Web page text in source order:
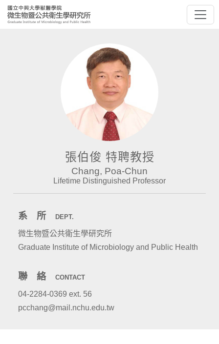
張伯俊 特聘教授
Chang, Poa-Chun
Lifetime Distinguished Professor
系 所 DEPT.
微生物暨公共衛生學研究所
Graduate Institute of Microbiology and Public Health
聯 絡 CONTACT
04-2284-0369 ext. 56
pcchang@mail.nchu.edu.tw